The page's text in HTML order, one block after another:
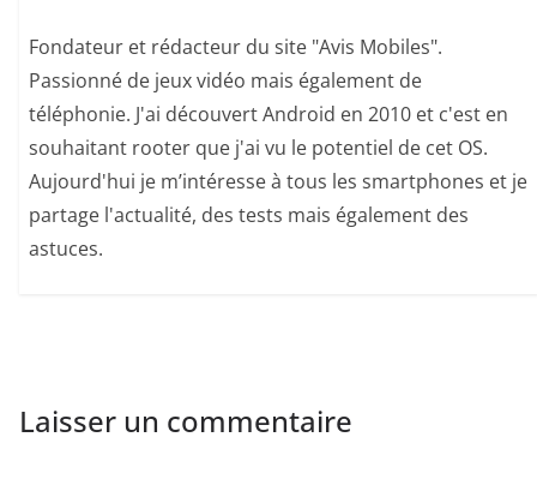
Fondateur et rédacteur du site "Avis Mobiles".
Passionné de jeux vidéo mais également de
téléphonie. J'ai découvert Android en 2010 et c'est en
souhaitant rooter que j'ai vu le potentiel de cet OS.
Aujourd'hui je m’intéresse à tous les smartphones et je
partage l'actualité, des tests mais également des
astuces.
Laisser un commentaire